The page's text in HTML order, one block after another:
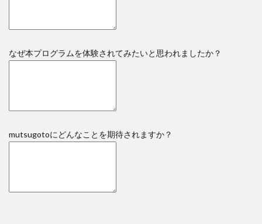
なぜ本プログラムを体験されてみたいと思われましたか？
mutsugotoにどんなことを期待されますか？